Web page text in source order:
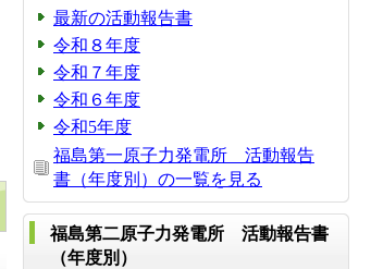
最新の活動報告書
令和８年度
令和７年度
令和６年度
令和5年度
福島第一原子力発電所 活動報告
書（年度別）の一覧を見る
福島第二原子力発電所 活動報告書
（年度別）